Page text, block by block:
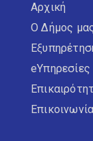
Αρχική
Ο Δήμος
eΥπηρεσίες
Επικοινωνία